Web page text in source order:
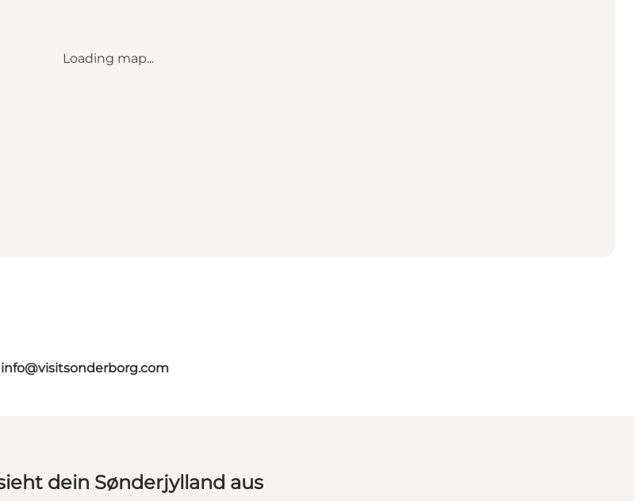
Loading map...
info@visitsonderborg.com
dein Sønderjylland aus